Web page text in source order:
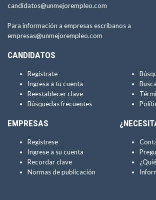
candidatos@unmejorempleo.com
Para información a empresas escríbanos a
empresas@unmejorempleo.com
CANDIDATOS
Regístrate
Ingresa a tu cuenta
Reestablecer clave
Búsquedas frecuentes
EMPRESAS
Regístrese
Ingrese a su cuenta
Recordar clave
Normas de publicación